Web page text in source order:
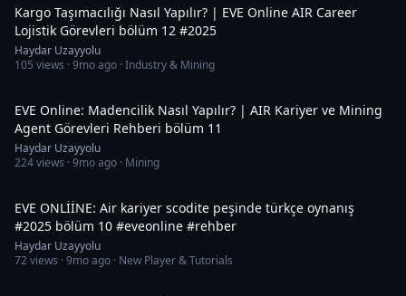
Kargo Taşımacılığı Nasıl Yapılır? | EVE Online AIR Career
Lojistik Görevleri bölüm 12 #2025
Haydar Uzayyolu
105 views ·9mo ago · Industry & Mining
EVE Online: Madencilik Nasıl Yapılır? | AIR Kariyer ve Mining
Agent Görevleri Rehberi bölüm 11
Haydar Uzayyolu
224views ·9mo ago · Mining
EVE ONLİİNE: Air kariyer scodite peşinde türkçe oynanış
#2025 bölüm 10 #eveonline #rehber
Haydar Uzayyolu
72views ·9mo ago · New Player & Tutorials